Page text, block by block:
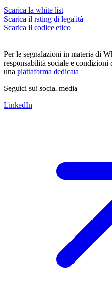
Scarica la white list
Scarica il rating di legalità
Scarica il codice etico
Per le segnalazioni in materia di
responsabilità sociale e
una piattaforma dedicata
Seguici sui social media
LinkedIn